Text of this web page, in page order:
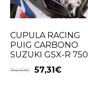
CUPULA RACING
PUIG CARBONO
SUZUKI GSX-R 750
114,61€ 57,31 €